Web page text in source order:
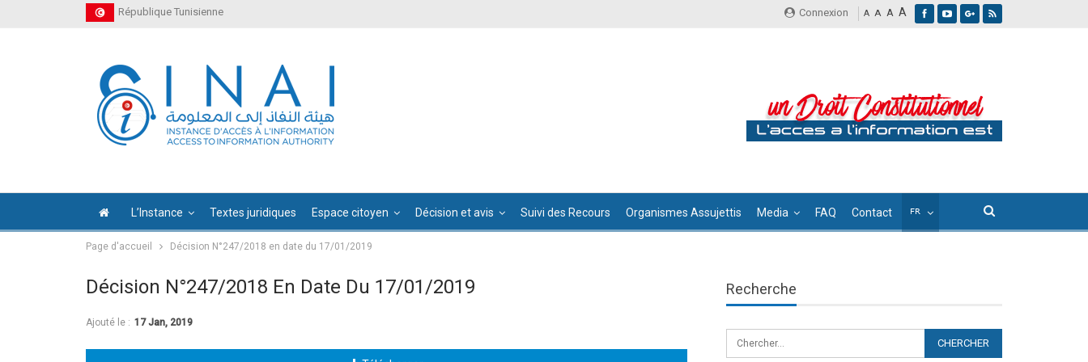
Connexion A A A A
République Tunisienne
L’Instance Textes juridiques Espace citoyen Décision et avis Suivi des Recours Organismes Assujettis Media FAQ Contact
Page d'accueil Décision N°247/2018 en date du 17/01/2019
Décision N°247/2018 En Date Du 17/01/2019
Ajouté le : 17 Jan, 2019
Recherche